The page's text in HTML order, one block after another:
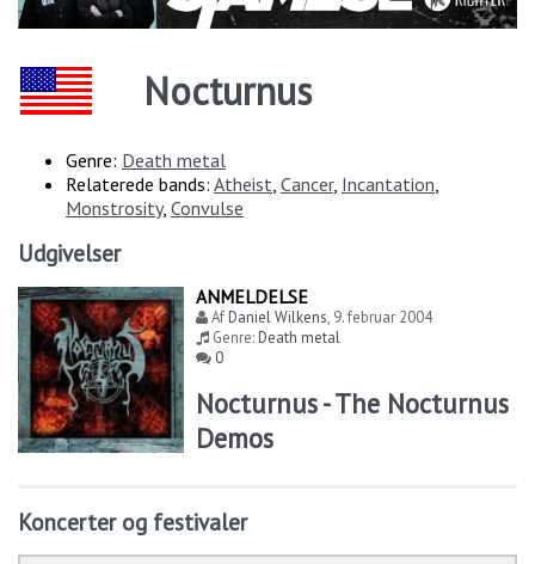
Nocturnus
Genre: Death metal
Relaterede bands: Atheist Cancer, Incantation
Monstrosity, Convulse
Udgivelser
ANMELDELSE
AfDaniel Wilkens, 9. februar 2004
Genre:Death metal
0
Nocturnus - The Nocturnus
Demos
Koncerter og festivaler